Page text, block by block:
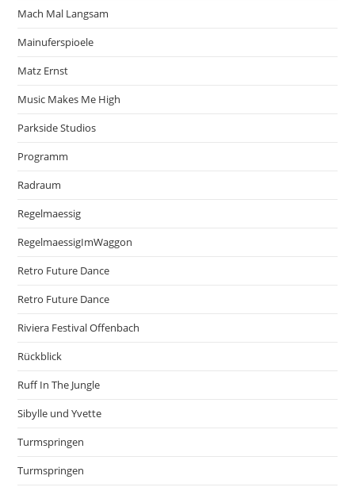
Mach Mal Langsam
Mainuferspioele
Matz Ernst
Music Makes Me High
Parkside Studios
Programm
Radraum
Regelmaessig
RegelmaessigImWaggon
Retro Future Dance
Retro Future Dance
Riviera Festival Offenbach
Rückblick
Ruff In The Jungle
Sibylle und Yvette
Turmspringen
Turmspringen